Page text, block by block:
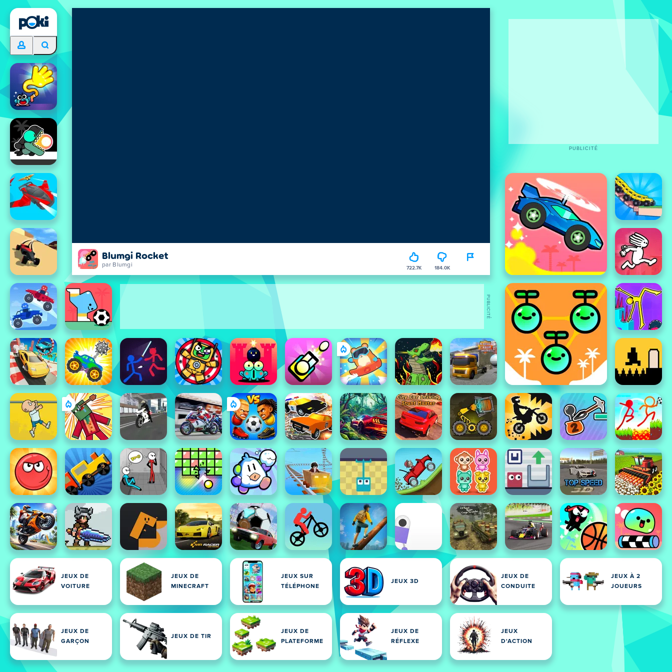
Blumgi Rocket
par Blumgi 722.7K 184.0K
JEUX DE
VOITURE
JEUX DE
MINECRAFT
JEUX SUR
TÉLÉPHONE
JEUX 3D
JEUX DE
CONDUITE
JEUX À 2
JOUEURS
JEUX DE
GARÇON
JEUX DE TIR
JEUX DE
PLATEFORME
JEUX DE
RÉFLEXE
JEUX
D'ACTION
PUBLICITÉ
PUBLICITÉ